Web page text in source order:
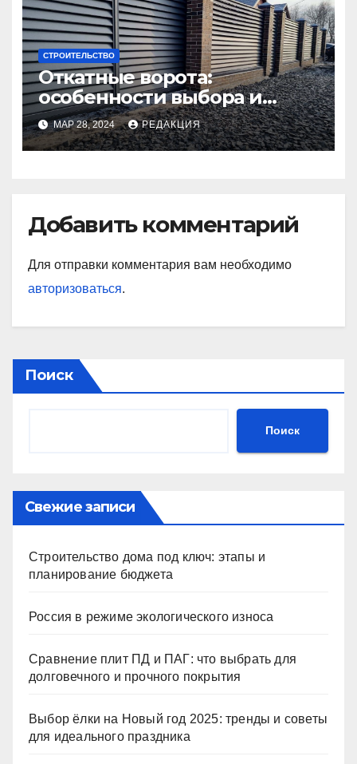
СТРОИТЕЛЬСТВО
Откатные ворота:
особенности выбора и
установки
МАР 28, 2024 РЕДАКЦИЯ
Добавить комментарий
Для отправки комментария вам необходимо
авторизоваться.
Поиск
Поиск
Свежие записи
Строительство дома под ключ: этапы и
планирование бюджета
Россия в режиме экологического износа
Сравнение плит ПД и ПАГ: что выбрать для
долговечного и прочного покрытия
Выбор ёлки на Новый год 2025: тренды и советы
для идеального праздника